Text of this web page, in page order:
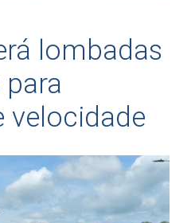
lombadas
velocidade